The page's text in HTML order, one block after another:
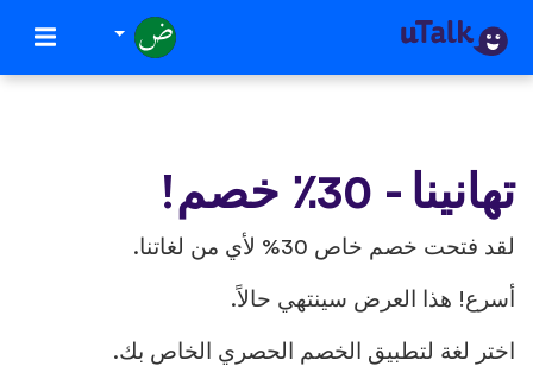
تهانينا - 30٪ خصم!
لقد فتحت خصم خاص 30% لأي من لغاتنا.
أسرع! هذا العرض سينتهي حالاً.
اختر لغة لتطبيق الخصم الحصري الخاص بك.